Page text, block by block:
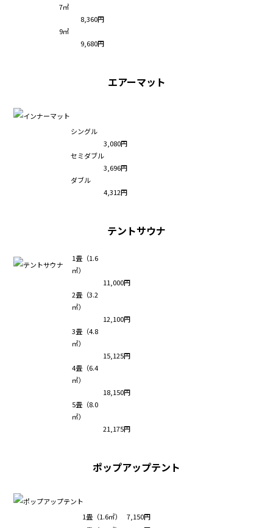
7㎡
8,360円
9㎡
9,680円
エアーマット
シングル
3,080円
セミダブル
3,696円
ダブル
4,312円
テントサウナ
1畳（1.6
㎡）
11,000円
2畳（3.2
㎡）
12,100円
3畳（4.8
㎡）
15,125円
4畳（6.4
㎡）
18,150円
5畳（8.0
㎡）
21,175円
ポップアップテント
1畳（1.6㎡）
7,150円